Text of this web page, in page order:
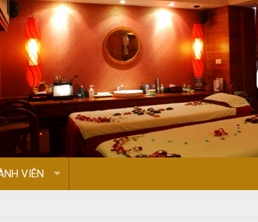
VIÊN